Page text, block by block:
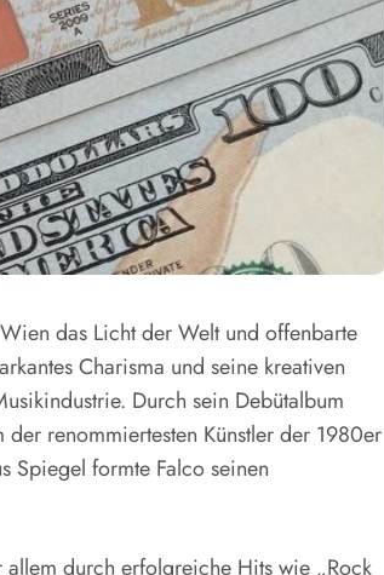
das Licht der Welt und offenbarte
Charisma und seine kreativen
Durch sein Debütalbum
renommiertesten Künstler der 1980er
Spiegel formte Falco seinen
durch erfolgreiche Hits wie „Rock